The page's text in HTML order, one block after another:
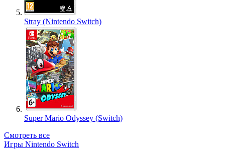
Stray (Nintendo Switch)
Super Mario Odyssey (Switch)
Смотреть все
Игры Nintendo Switch